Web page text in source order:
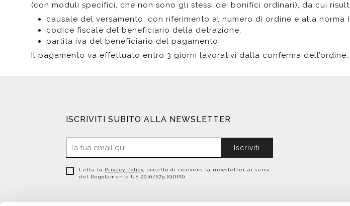
(con moduli specifici, che non sono gli stessi dei bonifici ordinari), da cui
causale del versamento, con riferimento al numero di ordine e alla norma
codice fiscale del beneficiario della detrazione;
partita iva del beneficiario del pagamento;
Il pagamento va effettuato entro 3 giorni lavorativi dalla conferma
ISCRIVITI SUBITO ALLA NEWSLETTER
Iscriviti
Letta la Privacy Policy , accetto di ricevere la newsletter ai sensi
del Regolamento UE 2016/679 (GDPR)